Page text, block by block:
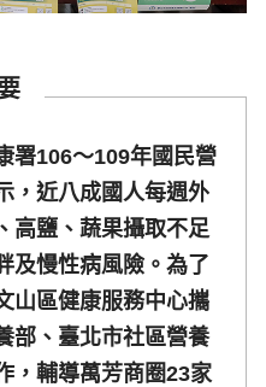
署106～109年國民營
，近八成國人每週外
高鹽、蔬果攝取不足
及慢性病風險。為了
山區健康服務中心攜
部、臺北市社區營養
，輔導萬芳商圈23家